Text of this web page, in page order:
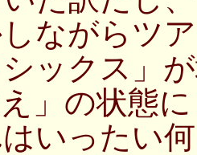
ながらツ
ックス」
え」の状態
いったい